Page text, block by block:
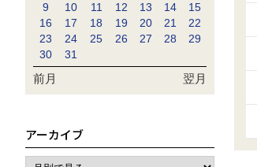
9
10 11 12 13 14
15
16
17 18 19 20 21
22
23
24 25 26 27 28
29
30
31
前月 翌月
アーカイブ